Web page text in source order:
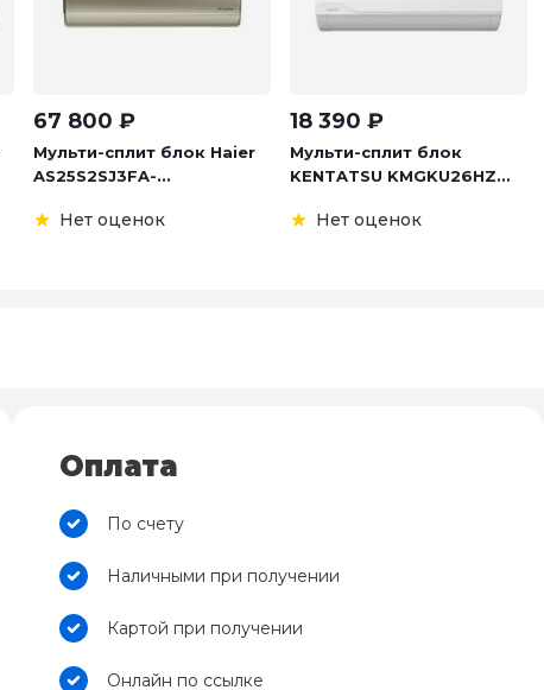
67 800 ₽
Мульти-сплит блок Haier
AS25S2SJ3FA-...
Нет оценок
18 390 ₽
Мульти-сплит блок
KENTATSU KMGKU26HZ...
Нет оценок
Оплата
По счету
Наличными при получении
Картой при получении
Онлайн по ссылке